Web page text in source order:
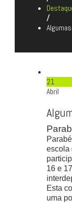
/
21
Abril
escola
16 e
Esta
uma